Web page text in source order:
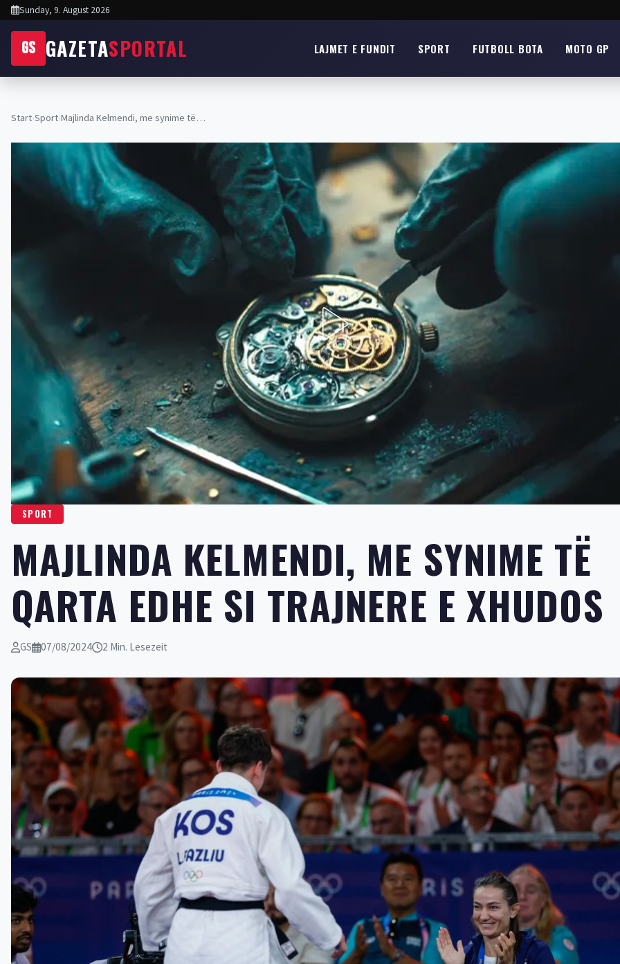
Sunday, 9. August 2026
GS GAZETASPORTAL LAJMET E FUNDIT SPORT FUTBOLL BOTA MOTO GP
Start›Sport›Majlinda Kelmendi, me synime të…
SPORT
MAJLINDA KELMENDI, ME SYNIME TË
QARTA EDHE SI TRAJNERE E XHUDOS
GS 07/08/2024 2 Min. Lesezeit